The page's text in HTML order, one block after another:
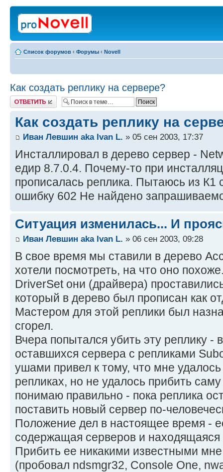
Список форумов ‹ Форумы ‹ Novell
Как создать реплику на сервере?
Ответить
Как создать реплику на
Иван Левшин aka Ivan L. » 05 сен 2003, 17:37
Инсталлировал в дерево сервер -
едир 8.7.0.4. Почему-то при
прописалась реплика. Пытаюсь из К1
ошибку 602 Не найдено
Ситуация изменилась... И
Иван Левшин aka Ivan L. » 06 сен 2003, 09:28
В свое время мы ставили в дерево
хотели посмотреть, на что оно
DriverSet они (драйвера)
который в дерево был прописан как
Мастером для этой реплики был
сгорел.
Вчера попытался убить эту реплику -
оставшихся сервера с репликами
ушами привел к тому, что мне
репликах, но не удалось прибить
понимаю правильно - пока реплика
поставить новый сервер по-
Положение дел в настоящее время -
содержащая серверов и находящаяся
Прибить ее никакими известными
(пробовал ndsmgr32, Console One,